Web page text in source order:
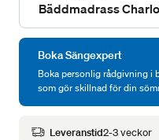
Bäddmadrass
Boka Sängexpert
Boka personlig rådgivning i
som gör skillnad för din
Leveranstid2-3 veckor